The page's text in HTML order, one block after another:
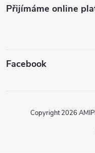
Přijímáme online
Facebook
Copyright 2026